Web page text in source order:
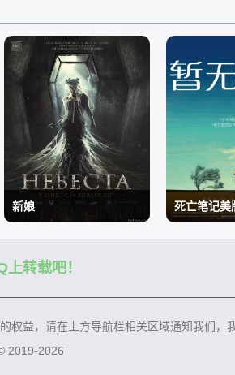
新娘 死亡笔记美
转载吧！
益，请在上方导航栏相关区域通知我们，
2019-2026